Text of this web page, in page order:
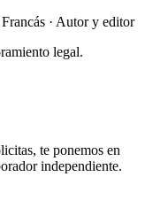
· Autor y editor
legal.
te ponemos en
independiente.